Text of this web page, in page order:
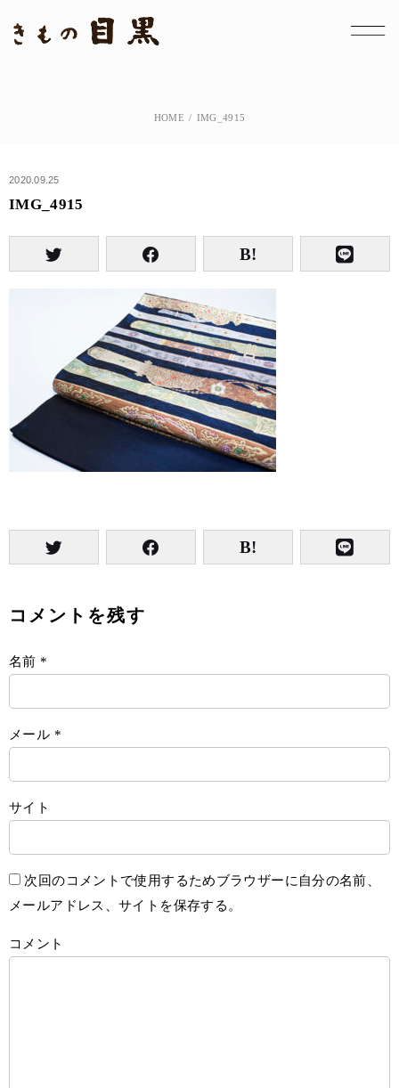
HOME IMG_4915
2020.09.25
IMG_4915
コメントを残す
名前 *
メール *
サイト
次回のコメントで使用するためブラウザーに自分の名前、
メールアドレス、サイトを保存する。
コメント